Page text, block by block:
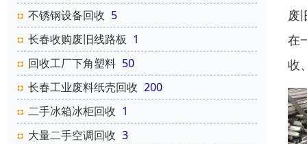
不锈钢设备回收 5
长春收购废旧线路板 1
回收工厂下角塑料 50
长春工业废料纸壳回收 200
二手冰箱冰柜回收 1
大量二手空调回收 3
废
在
收